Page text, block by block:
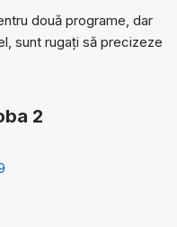
două programe, dar
sunt rugați să precizeze
2